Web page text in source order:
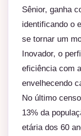
Sênior, ganha
identificando o
se tornar um
Inovador, o
eficiência com
envelhecendo
No último
13% da
etária dos 60